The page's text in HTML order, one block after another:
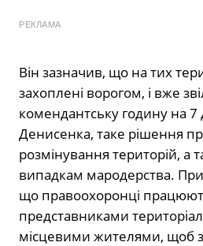
РЕКЛАМА
Він зазначив, що на тих
захоплені ворогом, і вже
комендантську годину на 7
Денисенка, таке рішення
розмінування територій, а
випадкам мародерства.
що правоохоронці
представниками
місцевими жителями, щоб